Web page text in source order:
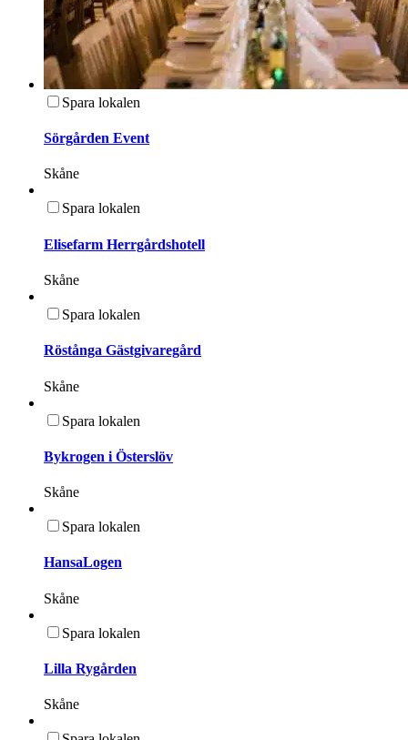
Spara lokalen
Sörgården Event
Skåne
Spara lokalen
Elisefarm Herrgårdshotell
Skåne
Spara lokalen
Röstånga Gästgivaregård
Skåne
Spara lokalen
Bykrogen i Österslöv
Skåne
Spara lokalen
HansaLogen
Skåne
Spara lokalen
Lilla Rygården
Skåne